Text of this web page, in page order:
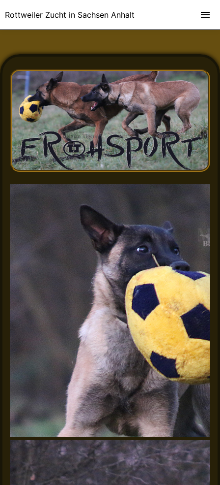
Rottweiler Zucht in Sachsen Anhalt